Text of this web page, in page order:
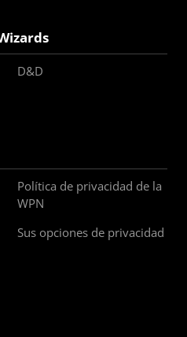
D&D
Política de privacidad de la
WPN
Sus opciones de privacidad